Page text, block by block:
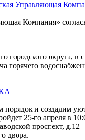
Управляющая
Компания»
округа, в
горячего
порядок и создадим
25-го апреля в
проспект, д.12
двора.